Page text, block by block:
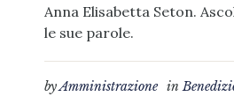
Anna Elisabetta Seton.
le sue parole.
byAmministrazione in